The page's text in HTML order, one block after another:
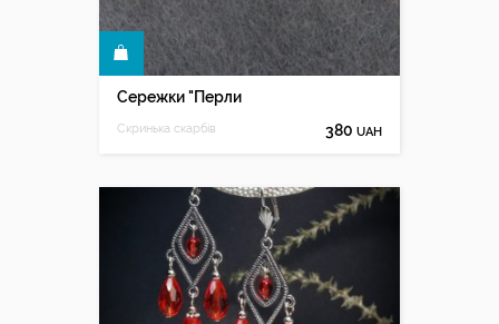
Сережки "Перли
Скринька скарбів 380 UAH